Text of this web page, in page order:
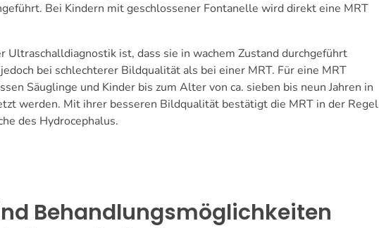
Bei Kindern mit geschlossener Fontanelle wird direkt eine MRT
Ultraschalldiagnostik ist, dass sie in wachem Zustand durchgeführt
bei schlechterer Bildqualität als bei einer MRT. Für eine MRT
Säuglinge und Kinder bis zum Alter von ca. sieben bis neun Jahren in
werden. Mit ihrer besseren Bildqualität bestätigt die MRT in der Regel
des Hydrocephalus.
Behandlungsmöglichkeiten